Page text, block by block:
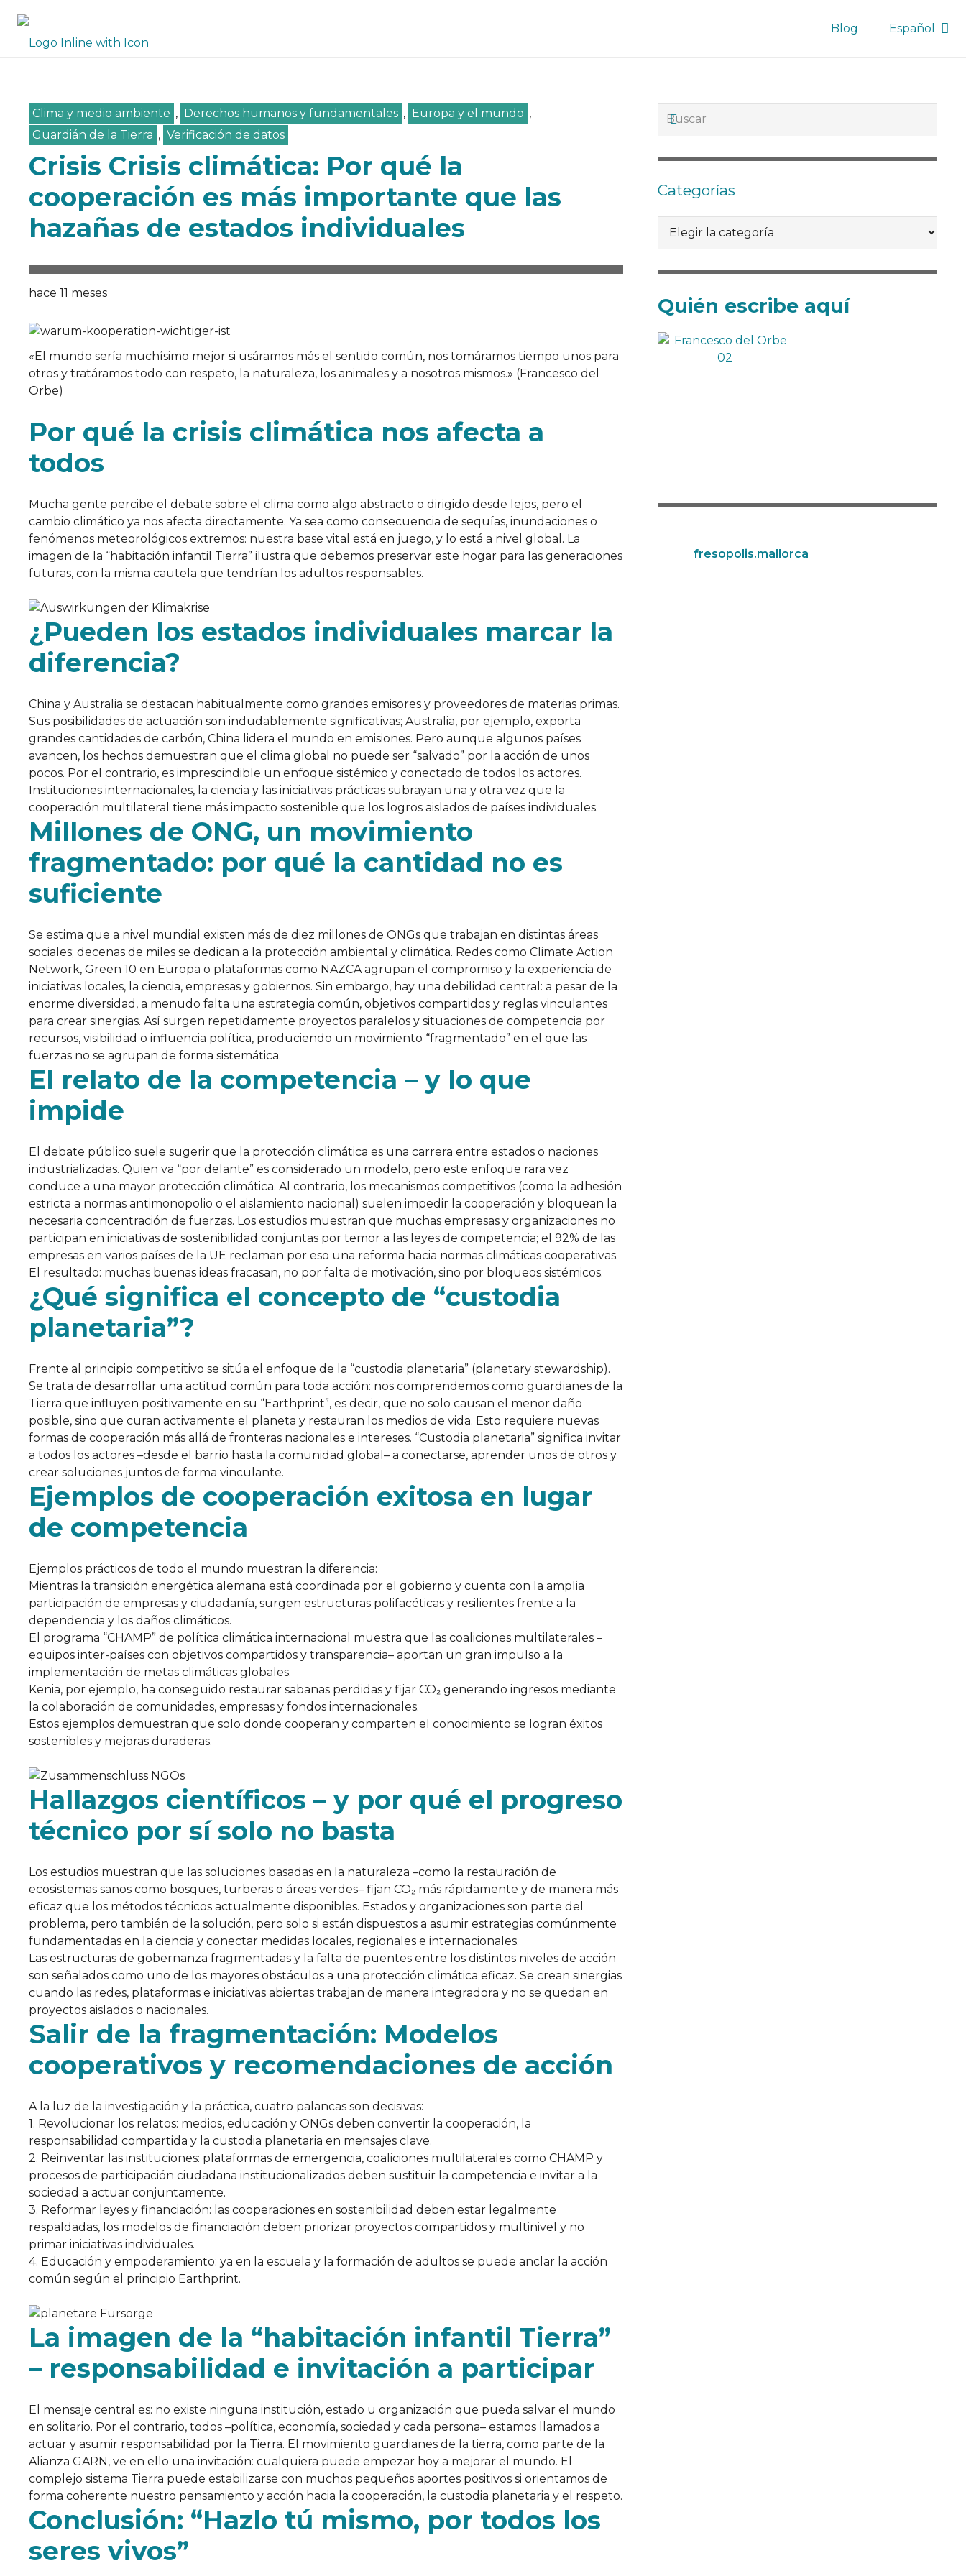
Blog Español
Clima y medio ambiente , Derechos humanos y fundamentales , Europa y el mundo ,
Guardián de la Tierra , Verificación de datos
Crisis Crisis climática: Por qué la
cooperación es más importante que las
hazañas de estados individuales
hace 11 meses
«El mundo sería muchísimo mejor si usáramos más el sentido común, nos tomáramos tiempo unos para
otros y tratáramos todo con respeto, la naturaleza, los animales y a nosotros mismos.» (Francesco del
Orbe)
Por qué la crisis climática nos afecta a
todos
Mucha gente percibe el debate sobre el clima como algo abstracto o dirigido desde lejos, pero el
cambio climático ya nos afecta directamente. Ya sea como consecuencia de sequías, inundaciones o
fenómenos meteorológicos extremos: nuestra base vital está en juego, y lo está a nivel global. La
imagen de la “habitación infantil Tierra” ilustra que debemos preservar este hogar para las generaciones
futuras, con la misma cautela que tendrían los adultos responsables.
¿Pueden los estados individuales marcar la
diferencia?
China y Australia se destacan habitualmente como grandes emisores y proveedores de materias primas.
Sus posibilidades de actuación son indudablemente significativas; Australia, por ejemplo, exporta
grandes cantidades de carbón, China lidera el mundo en emisiones. Pero aunque algunos países
avancen, los hechos demuestran que el clima global no puede ser “salvado” por la acción de unos
pocos. Por el contrario, es imprescindible un enfoque sistémico y conectado de todos los actores.
Instituciones internacionales, la ciencia y las iniciativas prácticas subrayan una y otra vez que la
cooperación multilateral tiene más impacto sostenible que los logros aislados de países individuales.
Millones de ONG, un movimiento
fragmentado: por qué la cantidad no es
suficiente
Se estima que a nivel mundial existen más de diez millones de ONGs que trabajan en distintas áreas
sociales; decenas de miles se dedican a la protección ambiental y climática. Redes como Climate Action
Network, Green 10 en Europa o plataformas como NAZCA agrupan el compromiso y la experiencia de
iniciativas locales, la ciencia, empresas y gobiernos. Sin embargo, hay una debilidad central: a pesar de la
enorme diversidad, a menudo falta una estrategia común, objetivos compartidos y reglas vinculantes
para crear sinergias. Así surgen repetidamente proyectos paralelos y situaciones de competencia por
recursos, visibilidad o influencia política, produciendo un movimiento “fragmentado” en el que las
fuerzas no se agrupan de forma sistemática.
El relato de la competencia – y lo que
impide
El debate público suele sugerir que la protección climática es una carrera entre estados o naciones
industrializadas. Quien va “por delante” es considerado un modelo, pero este enfoque rara vez
conduce a una mayor protección climática. Al contrario, los mecanismos competitivos (como la adhesión
estricta a normas antimonopolio o el aislamiento nacional) suelen impedir la cooperación y bloquean la
necesaria concentración de fuerzas. Los estudios muestran que muchas empresas y organizaciones no
participan en iniciativas de sostenibilidad conjuntas por temor a las leyes de competencia; el 92% de las
empresas en varios países de la UE reclaman por eso una reforma hacia normas climáticas cooperativas.
El resultado: muchas buenas ideas fracasan, no por falta de motivación, sino por bloqueos sistémicos.
¿Qué significa el concepto de “custodia
planetaria”?
Frente al principio competitivo se sitúa el enfoque de la “custodia planetaria” (planetary stewardship).
Se trata de desarrollar una actitud común para toda acción: nos comprendemos como guardianes de la
Tierra que influyen positivamente en su “Earthprint”, es decir, que no solo causan el menor daño
posible, sino que curan activamente el planeta y restauran los medios de vida. Esto requiere nuevas
formas de cooperación más allá de fronteras nacionales e intereses. “Custodia planetaria” significa invitar
a todos los actores –desde el barrio hasta la comunidad global– a conectarse, aprender unos de otros y
crear soluciones juntos de forma vinculante.
Ejemplos de cooperación exitosa en lugar
de competencia
Ejemplos prácticos de todo el mundo muestran la diferencia:
Mientras la transición energética alemana está coordinada por el gobierno y cuenta con la amplia
participación de empresas y ciudadanía, surgen estructuras polifacéticas y resilientes frente a la
dependencia y los daños climáticos.
El programa “CHAMP” de política climática internacional muestra que las coaliciones multilaterales –
equipos inter-países con objetivos compartidos y transparencia– aportan un gran impulso a la
implementación de metas climáticas globales.
Kenia, por ejemplo, ha conseguido restaurar sabanas perdidas y fijar CO₂ generando ingresos mediante
la colaboración de comunidades, empresas y fondos internacionales.
Estos ejemplos demuestran que solo donde cooperan y comparten el conocimiento se logran éxitos
sostenibles y mejoras duraderas.
Hallazgos científicos – y por qué el progreso
técnico por sí solo no basta
Los estudios muestran que las soluciones basadas en la naturaleza –como la restauración de
ecosistemas sanos como bosques, turberas o áreas verdes– fijan CO₂ más rápidamente y de manera más
eficaz que los métodos técnicos actualmente disponibles. Estados y organizaciones son parte del
problema, pero también de la solución, pero solo si están dispuestos a asumir estrategias comúnmente
fundamentadas en la ciencia y conectar medidas locales, regionales e internacionales.
Las estructuras de gobernanza fragmentadas y la falta de puentes entre los distintos niveles de acción
son señalados como uno de los mayores obstáculos a una protección climática eficaz. Se crean sinergias
cuando las redes, plataformas e iniciativas abiertas trabajan de manera integradora y no se quedan en
proyectos aislados o nacionales.
Salir de la fragmentación: Modelos
cooperativos y recomendaciones de acción
A la luz de la investigación y la práctica, cuatro palancas son decisivas:
1. Revolucionar los relatos: medios, educación y ONGs deben convertir la cooperación, la
responsabilidad compartida y la custodia planetaria en mensajes clave.
2. Reinventar las instituciones: plataformas de emergencia, coaliciones multilaterales como CHAMP y
procesos de participación ciudadana institucionalizados deben sustituir la competencia e invitar a la
sociedad a actuar conjuntamente.
3. Reformar leyes y financiación: las cooperaciones en sostenibilidad deben estar legalmente
respaldadas, los modelos de financiación deben priorizar proyectos compartidos y multinivel y no
primar iniciativas individuales.
4. Educación y empoderamiento: ya en la escuela y la formación de adultos se puede anclar la acción
común según el principio Earthprint.
La imagen de la “habitación infantil Tierra”
– responsabilidad e invitación a participar
El mensaje central es: no existe ninguna institución, estado u organización que pueda salvar el mundo
en solitario. Por el contrario, todos –política, economía, sociedad y cada persona– estamos llamados a
actuar y asumir responsabilidad por la Tierra. El movimiento guardianes de la tierra, como parte de la
Alianza GARN, ve en ello una invitación: cualquiera puede empezar hoy a mejorar el mundo. El
complejo sistema Tierra puede estabilizarse con muchos pequeños aportes positivos si orientamos de
forma coherente nuestro pensamiento y acción hacia la cooperación, la custodia planetaria y el respeto.
Conclusión: “Hazlo tú mismo, por todos los
seres vivos”
Categorías
Quién escribe aquí
fresopolis.mallorca